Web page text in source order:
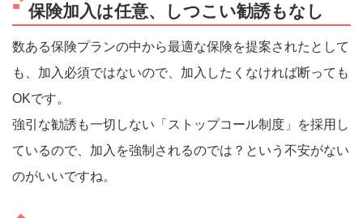
保険加入は任意、しつこい勧誘もなし
数ある保険プランの中から最適な保険を提案されたとして
も、加入必須ではないので、加入したくなければ断っても
OKです。
強引な勧誘も一切しない「ストップコール制度」を採用し
ているので、加入を強制されるのでは？という不安がない
のがいいですね。